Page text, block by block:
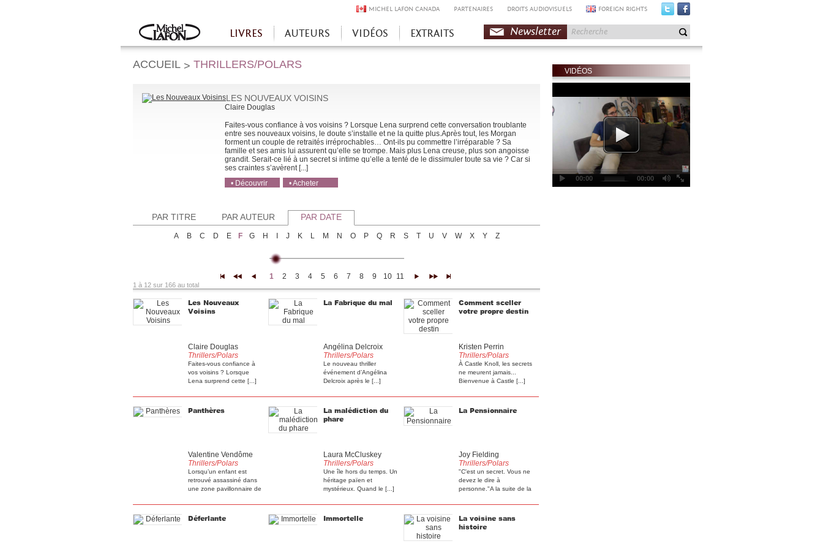
MICHEL LAFON CANADA PARTENAIRES DROITS AUDIOVISUELS FOREIGN RIGHTS
Accueil
LIVRES AUTEURS VIDÉOS EXTRAITS Newsletter
ACCUEIL > THRILLERS/POLARS
LES NOUVEAUX VOISINS
Claire Douglas
Faites-vous confiance à vos voisins ? Lorsque Lena surprend cette conversation troublante
entre ses nouveaux voisins, le doute s’installe et ne la quitte plus.Après tout, les Morgan
forment un couple de retraités irréprochables… Ont-ils pu commettre l’irréparable ? Sa
famille et ses amis lui assurent qu’elle se trompe. Mais plus Lena creuse, plus son angoisse
grandit. Serait-ce lié à un secret si intime qu’elle a tenté de le dissimuler toute sa vie ? Car si
ses craintes s’avèrent [...]
• Découvrir
• Acheter
PAR TITRE PAR AUTEUR PAR DATE
A B C D E F G H J K L M N O P Q R S T U V W X Y Z
1 2 3 4 5 6 7 8 9 10 11 12 13 14
1 à 12 sur 166 au total
Les Nouveaux
Voisins
Claire Douglas
Thrillers/Polars
Faites-vous confiance à
vos voisins ? Lorsque
Lena surprend cette [...]
La Fabrique du mal
Angélina Delcroix
Thrillers/Polars
Le nouveau thriller
événement d’Angélina
Delcroix après le [...]
Comment sceller
votre propre destin
Kristen Perrin
Thrillers/Polars
À Castle Knoll, les secrets
ne meurent jamais...
Bienvenue à Castle [...]
Panthères
Valentine Vendôme
Thrillers/Polars
Lorsqu’un enfant est
retrouvé assassiné dans
une zone pavillonnaire de
La malédiction du
phare
Laura McCluskey
Thrillers/Polars
Une île hors du temps. Un
héritage païen et
mystérieux. Quand le [...]
La Pensionnaire
Joy Fielding
Thrillers/Polars
"C'est un secret. Vous ne
devez le dire à
personne."A la suite de la
Déferlante Immortelle
La voisine sans
histoire
VIDÉOS